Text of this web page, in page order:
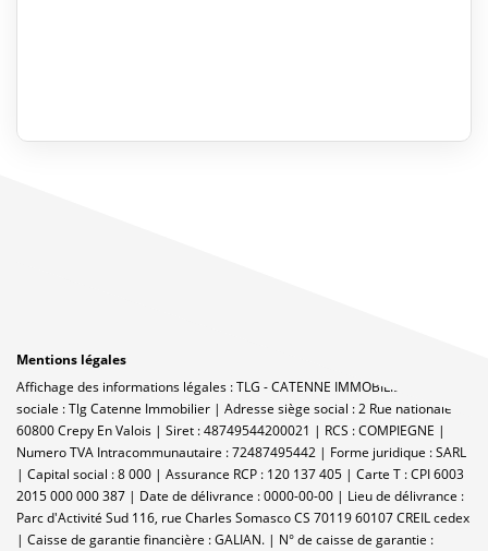
Mentions légales
Affichage des informations légales : TLG - CATENNE IMMOBILIER | Raison
sociale : Tlg Catenne Immobilier | Adresse siège social : 2 Rue nationale -
60800 Crepy En Valois | Siret : 48749544200021 | RCS : COMPIEGNE |
Numero TVA Intracommunautaire : 72487495442 | Forme juridique : SARL
| Capital social : 8 000 | Assurance RCP : 120 137 405 | Carte T : CPI 6003
2015 000 000 387 | Date de délivrance : 0000-00-00 | Lieu de délivrance :
Parc d'Activité Sud 116, rue Charles Somasco CS 70119 60107 CREIL cedex
| Caisse de garantie financière : GALIAN. | N° de caisse de garantie :